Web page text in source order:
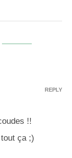
!!
ça ;)
REPLY